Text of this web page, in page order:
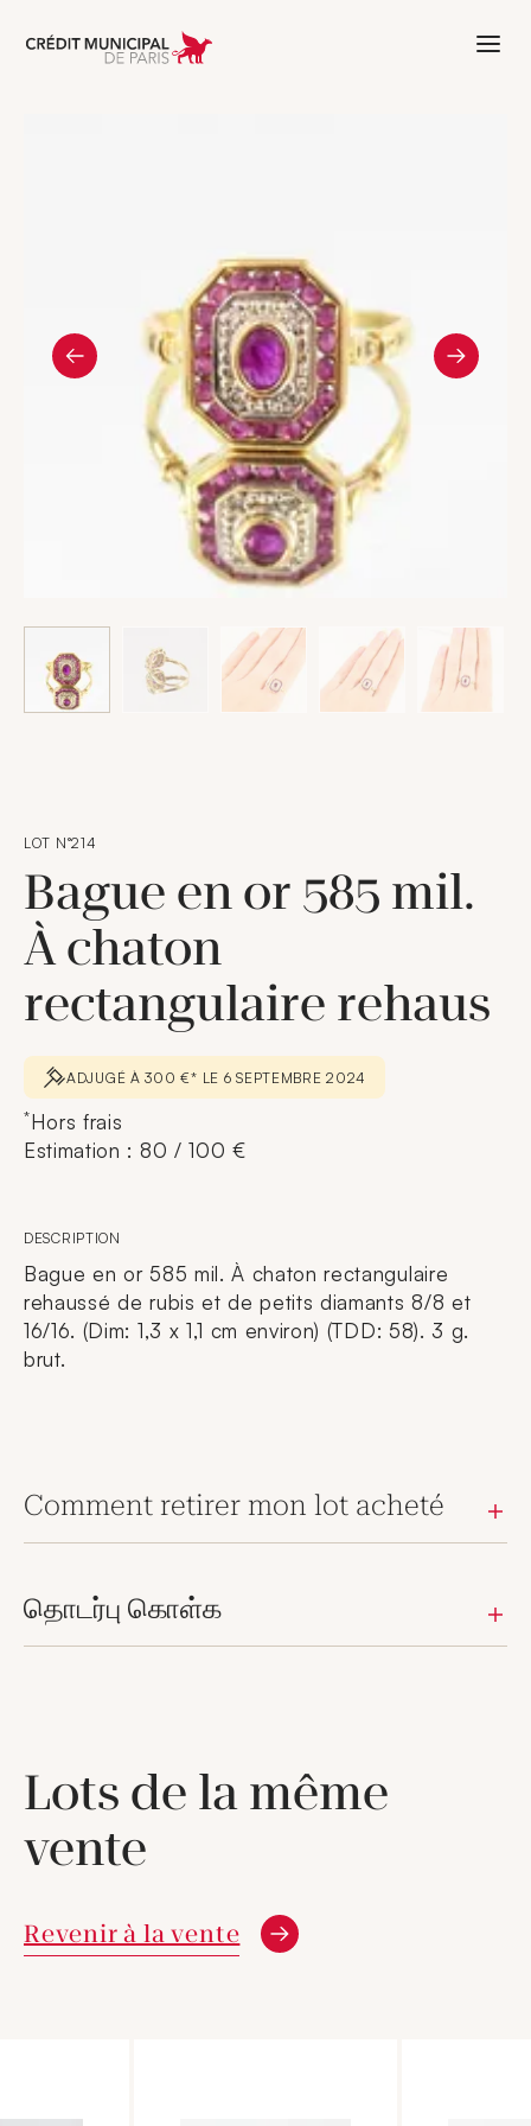
Aller à l'accueil de Crédit Municipal
LOT N°214
Bague en or 585 mil.
À chaton
rectangulaire rehaus
ADJUGÉ À 300 €* LE 6 SEPTEMBRE 2024
*Hors frais
Estimation : 80 / 100 €
DESCRIPTION
Bague en or 585 mil. À chaton rectangulaire
rehaussé de rubis et de petits diamants 8/8 et
16/16. (Dim: 1,3 x 1,1 cm environ) (TDD: 58). 3 g.
brut.
Comment retirer mon lot acheté
தொடர்பு கொள்க
Lots de la même
vente
Revenir à la vente